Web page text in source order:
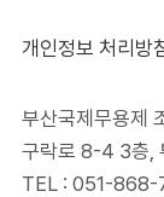
개인정보 처리방
부산국제무용제
구락로 8-4 3층,
TEL : 051-868-